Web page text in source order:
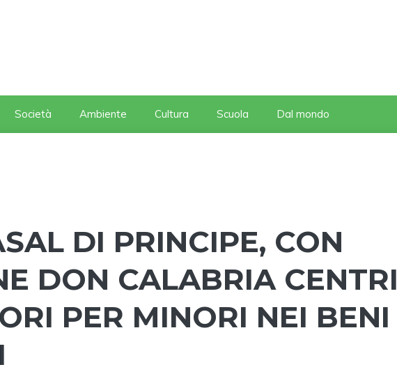
Società Ambiente Cultura Scuola Dal mondo
DI PRINCIPE, CON
DON CALABRIA CENTRI
PER MINORI NEI BENI